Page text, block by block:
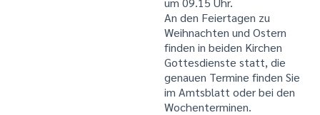
An den Feiertagen zu
Weihnachten und Ostern
finden in beiden Kirchen
Gottesdienste statt, die
genauen Termine finden Sie
im Amtsblatt oder bei den
Wochenterminen.